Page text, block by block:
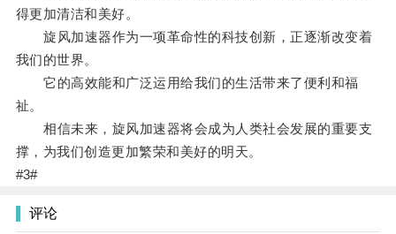
得更加清洁和美好。
旋风加速器作为一项革命性的科技创新，正逐渐改变着
我们的世界。
它的高效能和广泛运用给我们的生活带来了便利和福
祉。
相信未来，旋风加速器将会成为人类社会发展的重要支
撑，为我们创造更加繁荣和美好的明天。
#3#
评论